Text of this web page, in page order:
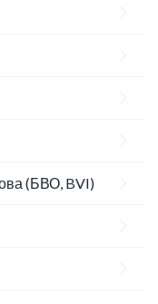
(БВО, BVI)